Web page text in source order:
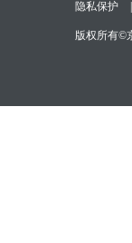
隐私保护
版权所有©